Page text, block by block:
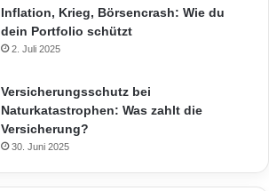
Inflation, Krieg, Börsencrash: Wie du
dein Portfolio schützt
2. Juli 2025
Versicherungsschutz bei
Naturkatastrophen: Was zahlt die
Versicherung?
30. Juni 2025